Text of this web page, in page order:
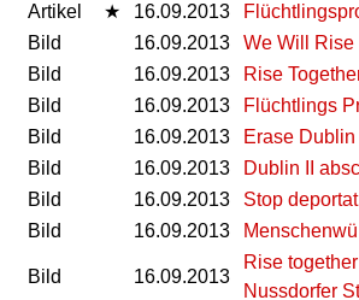
Artikel ★ 16.09.2013
Bild 16.09.2013
We Will Rise
Bild 16.09.2013
Rise
Bild 16.09.2013
Flüchtlings
Bild 16.09.2013
Erase
Bild 16.09.2013
Dublin II
Bild 16.09.2013
Stop
Bild 16.09.2013
Bild 16.09.2013
Rise
Nussdorfer